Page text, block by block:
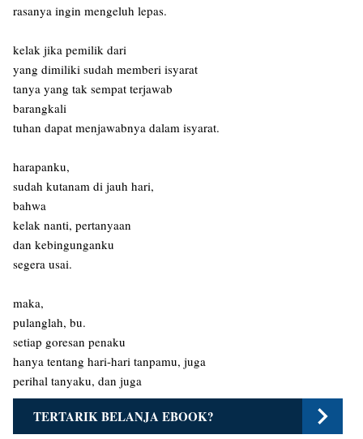
rasanya ingin mengeluh lepas.
kelak jika pemilik dari
yang dimiliki sudah memberi isyarat
tanya yang tak sempat terjawab
barangkali
tuhan dapat menjawabnya dalam isyarat.
harapanku,
sudah kutanam di jauh hari,
bahwa
kelak nanti, pertanyaan
dan kebingunganku
segera usai.
maka,
pulanglah, bu.
setiap goresan penaku
hanya tentang hari-hari tanpamu, juga
perihal tanyaku, dan juga
TERTARIK BELANJA EBOOK?